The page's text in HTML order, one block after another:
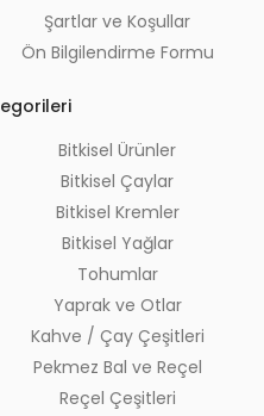
Şartlar ve Koşullar
Ön Bilgilendirme Formu
Bitkisel Ürünler
Bitkisel Çaylar
Bitkisel Kremler
Bitkisel Yağlar
Tohumlar
Yaprak ve Otlar
Kahve / Çay Çeşitleri
Pekmez Bal ve Reçel
Reçel Çeşitleri